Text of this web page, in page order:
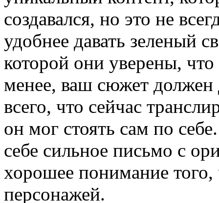
создавался, но это не
удобнее давать зеленый
которой они уверены,
менее, ваш сюжет должен
всего, что сейчас
он мог стоять сам по
себе сильное письмо с
хорошее понимание
персонажей.